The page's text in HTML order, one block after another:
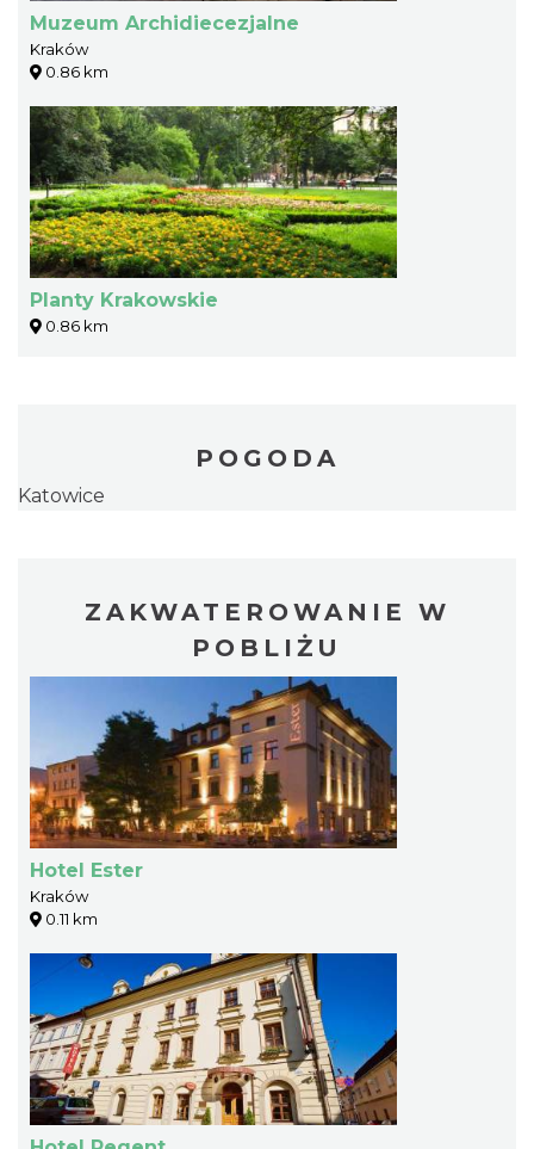
Muzeum Archidiecezjalne
Kraków
0.86 km
Planty Krakowskie
0.86 km
POGODA
Katowice
ZAKWATEROWANIE W
POBLIŻU
Hotel Ester
Kraków
0.11 km